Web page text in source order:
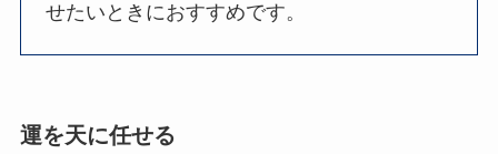
せたいときにおすすめです。
運を天に任せる